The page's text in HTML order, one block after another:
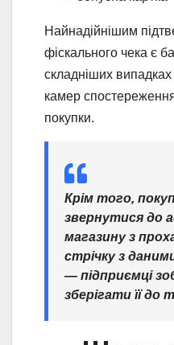
Найнадійнішим
фіскального чека є
складніших
камер
покупки.
Крім того,
звернутися до
магазину з
стрічку з
— підприємці
зберігати її до